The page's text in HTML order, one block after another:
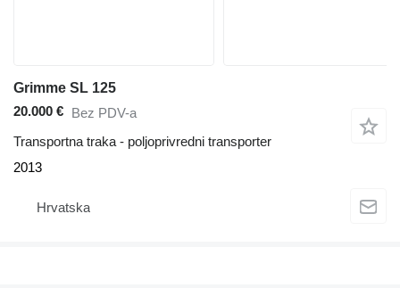
Grimme SL 125
20.000 € Bez PDV-a
Transportna traka - poljoprivredni transporter
2013
Hrvatska